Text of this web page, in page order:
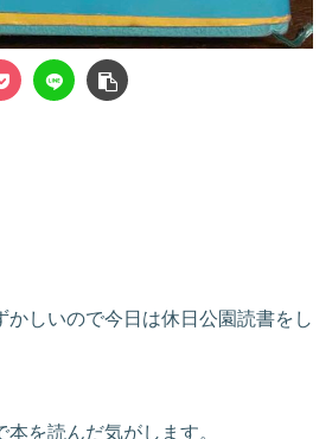
かしいので今日は休日公園読書をし
を読んだ気がします。